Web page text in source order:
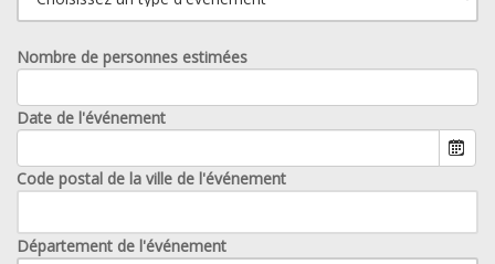
Nombre de personnes estimées
Date de l'événement
Code postal de la ville de l'événement
Département de l'événement